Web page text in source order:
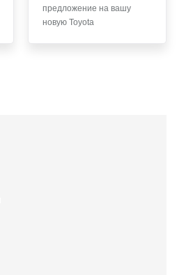
предложение на вашу
новую Toyota